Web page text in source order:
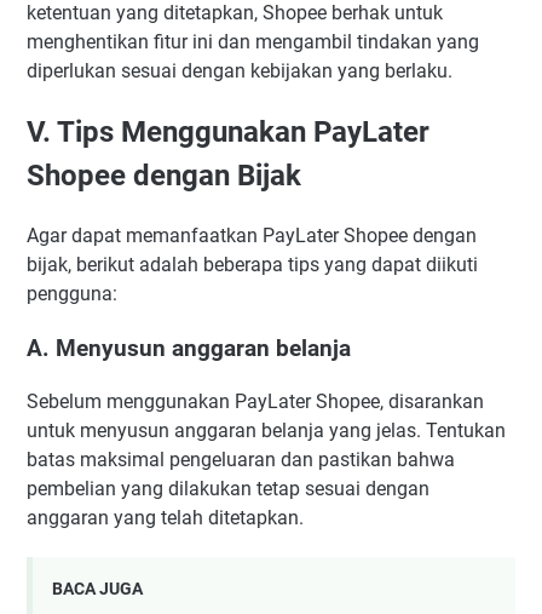
ketentuan yang ditetapkan, Shopee berhak untuk
menghentikan fitur ini dan mengambil tindakan yang
diperlukan sesuai dengan kebijakan yang berlaku.
V. Tips Menggunakan PayLater
Shopee dengan Bijak
Agar dapat memanfaatkan PayLater Shopee dengan
bijak, berikut adalah beberapa tips yang dapat diikuti
pengguna:
A. Menyusun anggaran belanja
Sebelum menggunakan PayLater Shopee, disarankan
untuk menyusun anggaran belanja yang jelas. Tentukan
batas maksimal pengeluaran dan pastikan bahwa
pembelian yang dilakukan tetap sesuai dengan
anggaran yang telah ditetapkan.
BACA JUGA